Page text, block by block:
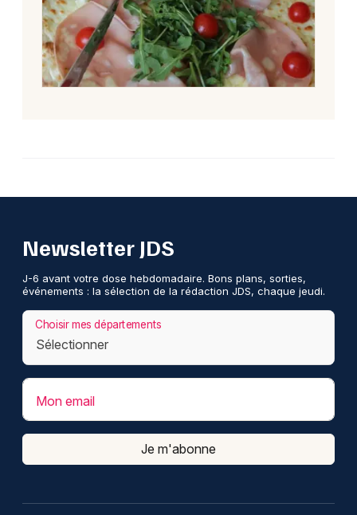
Newsletter JDS
J-6 avant votre dose hebdomadaire. Bons plans, sorties,
événements : la sélection de la rédaction JDS, chaque jeudi.
Choisir mes départements
Mon email
Je m'abonne